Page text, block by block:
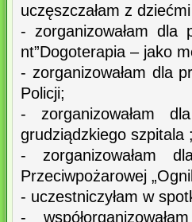
uczęszczałam z
- zorganizowałam dla
nt”Dogoterapia – jako
- zorganizowałam dla
Policji;
- zorganizowałam
grudziądzkiego szpitala ;
- zorganizowałam
Przeciwpożarowej
- uczestniczyłam w
-